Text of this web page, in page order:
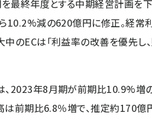
最終年度とする中期経営計画を
10.2%減の620億円に修正。経常
のECは「利益率の改善を優先し
、2023年8月期が前期比10.9%増
前期比6.8％増で、推定約170億